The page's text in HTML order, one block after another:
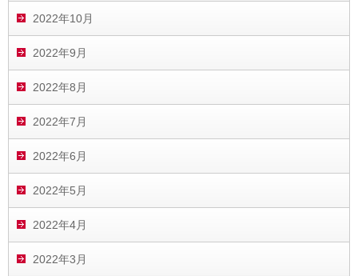
2022年10月
2022年9月
2022年8月
2022年7月
2022年6月
2022年5月
2022年4月
2022年3月